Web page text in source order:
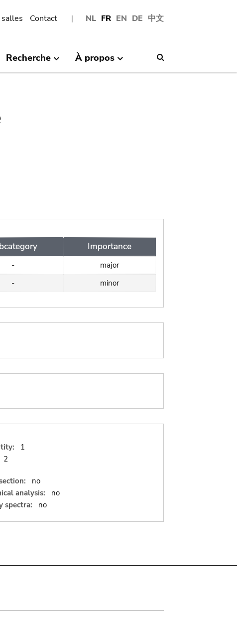
NL FR EN DE 中文
Contact
Recherche À propos
Importance
-
major
- minor
1
2
no
analysis:
no
spectra:
no